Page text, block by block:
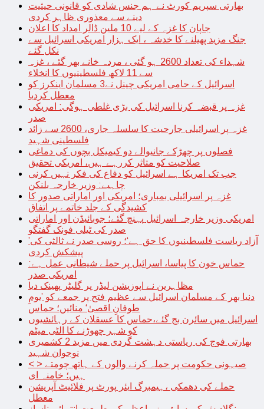
بھارتی سپریم کورٹ نے ہم جنس شادی کو قانونی حیثیت
دینے سے معذوری ظاہر کردی
جاپان کا غزہ کے لیے 10 ملین ڈالر امداد کا اعلان
جنگ مزید پھیلنے کا خدشہ ، ایک ہزار امریکی اسرائیل سے
نکل گئے
شہداء کی تعداد 2600 ہو گئی ، مردہ خانے بھر گئے ، غزہ
سے 11 لاکھ فلسطینیوں کا انخلاء
اسرائیل کے حامی امریکی چینل نے3 مسلمان اینکرز کو
معطل کردیا
غزہ پر قبضہ کرنا اسرائیل کی بڑی غلطی ہوگی: امریکی
صدر
غزہ پر اسرائیلی جارحیت کا سلسلہ جاری، 2600 سے زائد
فلسطینی شہید
فصلوں پر چھڑکے جانیوالے دو کیمیکل بچوں کی دماغی
صلاحیت کو متاثر کررہے ہیں، امریکی تحقیق
جب تک امریکا ہے اسرائیل کو دفاع کی فکر نہیں کرنی
چاہیے: وزیر خارجہ بلنکن
غزہ پر اسرائیلی بمباری؛ امریکی اور اماراتی صدور کا
کشیدگی کے جلد خاتمے پر اتفاق
امریکی وزیر خارجہ اسرائیل پہنچ گئے؛ جوبائیڈن اور اماراتی
صدر کی ٹیلی فونک گفتگو
’آزاد ریاست فلسطینیوں کا حق ہے‘؛ روسی صدر نے ثالثی کی
پیشکش کردی
حماس خون کا پیاسا، اسرائیل پر حملے شیطانی عمل ہے:
امریکی صدر
مظاہرین نے اپوزیشن لیڈر پر گلیٹر پھینک دیا
دنیا بھر کے مسلمان اسرائیل سے عظیم فتح پر جمعے کو ’یومِ
طوفانِ اقصیٰ‘ منائیں؛ حماس
اسرائیل میں سائرن بج گئے،حماس کا عسقلان کے رہائشیوں
کو شہر چھوڑنے کا الٹی میٹم
بھارتی فوج کی ریاستی دہشت گردی میں مزید 2 کشمیری
نوجوان شہید
< > صیہونی حکومت پر حملہ کرنے والوں کے ہاتھ چومتے
ہیں؛ خامنہ ای
حملے کی دھمکی ،ہیمبرگ ایئر پورٹ پر فلائیٹ آپریشن
معطل